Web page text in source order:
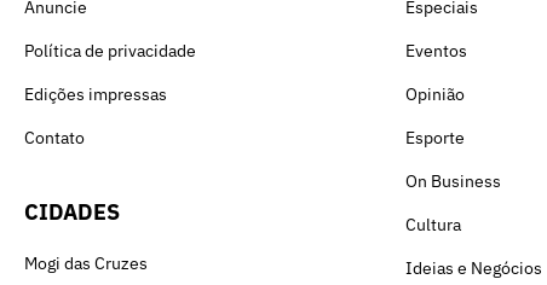
Anuncie
Política de privacidade
Edições impressas
Contato
CIDADES
Mogi das Cruzes
Especiais
Eventos
Opinião
Esporte
On Business
Cultura
Ideias e Negócios